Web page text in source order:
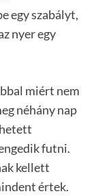
egy szabályt,
nyer egy
miért nem
néhány nap
futni.
kellett
értek.